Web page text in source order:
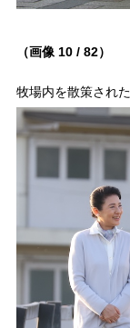
（画像 10 / 82）
牧場内を散策され